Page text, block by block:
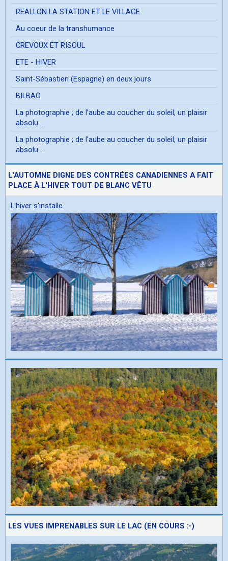
REALLON LA STATION ET LE VILLAGE
Au coeur de la transhumance
CREVOUX ET RISOUL
ETE - HIVER
Saint-Sébastien (Espagne) en deux jours
BILBAO
La photographie ; de l'aube au coucher du soleil, un plaisir
absolu ...
La photographie ; de l'aube au coucher du soleil, un plaisir
absolu ...
L'AUTOMNE DIGNE DES CONTRÉES CANADIENNES A FAIT
PLACE À L'HIVER TOUT DE BLANC VÊTU
L'hiver s'installe
LES VUES IMPRENABLES SUR LE LAC (EN COURS :-)